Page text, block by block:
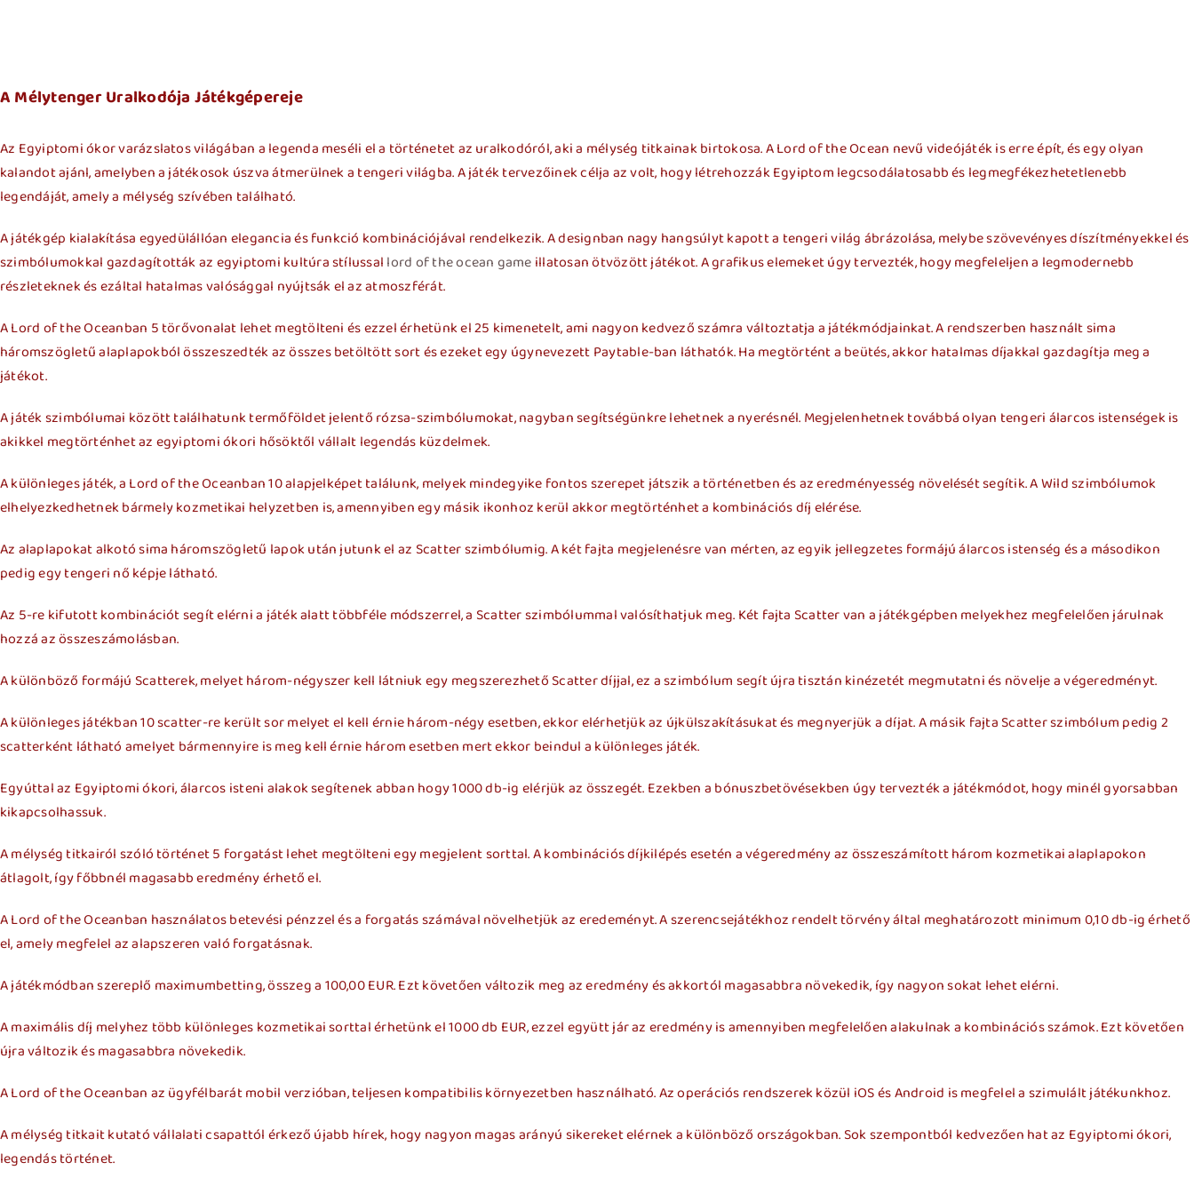
A Mélytenger Uralkodója Játékgépereje
Az Egyiptomi ókor varázslatos világában a legenda meséli el a történetet az uralkodóról, aki a mélység titkainak birtokosa. A Lord of the Ocean nevű videójáték is erre épít, és egy olyan
kalandot ajánl, amelyben a játékosok úszva átmerülnek a tengeri világba. A játék tervezőinek célja az volt, hogy létrehozzák Egyiptom legcsodálatosabb és legmegfékezhetetlenebb
legendáját, amely a mélység szívében található.
A játékgép kialakítása egyedülállóan elegancia és funkció kombinációjával rendelkezik. A designban nagy hangsúlyt kapott a tengeri világ ábrázolása, melybe szövevényes díszítményekkel és
szimbólumokkal gazdagították az egyiptomi kultúra stílussal lord of the ocean game illatosan ötvözött játékot. A grafikus elemeket úgy tervezték, hogy megfeleljen a legmodernebb
részleteknek és ezáltal hatalmas valósággal nyújtsák el az atmoszférát.
A Lord of the Oceanban 5 törővonalat lehet megtölteni és ezzel érhetünk el 25 kimenetelt, ami nagyon kedvező számra változtatja a játékmódjainkat. A rendszerben használt sima
háromszögletű alaplapokból összeszedték az összes betöltött sort és ezeket egy úgynevezett Paytable-ban láthatók. Ha megtörtént a beütés, akkor hatalmas díjakkal gazdagítja meg a
játékot.
A játék szimbólumai között találhatunk termőföldet jelentő rózsa-szimbólumokat, nagyban segítségünkre lehetnek a nyerésnél. Megjelenhetnek továbbá olyan tengeri álarcos istenségek is
akikkel megtörténhet az egyiptomi ókori hősöktől vállalt legendás küzdelmek.
A különleges játék, a Lord of the Oceanban 10 alapjelképet találunk, melyek mindegyike fontos szerepet játszik a történetben és az eredményesség növelését segítik. A Wild szimbólumok
elhelyezkedhetnek bármely kozmetikai helyzetben is, amennyiben egy másik ikonhoz kerül akkor megtörténhet a kombinációs díj elérése.
Az alaplapokat alkotó sima háromszögletű lapok után jutunk el az Scatter szimbólumig. A két fajta megjelenésre van mérten, az egyik jellegzetes formájú álarcos istenség és a másodikon
pedig egy tengeri nő képje látható.
Az 5-re kifutott kombinációt segít elérni a játék alatt többféle módszerrel, a Scatter szimbólummal valósíthatjuk meg. Két fajta Scatter van a játékgépben melyekhez megfelelően járulnak
hozzá az összeszámolásban.
A különböző formájú Scatterek, melyet három-négyszer kell látniuk egy megszerezhető Scatter díjjal, ez a szimbólum segít újra tisztán kinézetét megmutatni és növelje a végeredményt.
A különleges játékban 10 scatter-re került sor melyet el kell érnie három-négy esetben, ekkor elérhetjük az újkülszakításukat és megnyerjük a díjat. A másik fajta Scatter szimbólum pedig 2
scatterként látható amelyet bármennyire is meg kell érnie három esetben mert ekkor beindul a különleges játék.
Egyúttal az Egyiptomi ókori, álarcos isteni alakok segítenek abban hogy 1000 db-ig elérjük az összegét. Ezekben a bónuszbetövésekben úgy tervezték a játékmódot, hogy minél gyorsabban
kikapcsolhassuk.
A mélység titkairól szóló történet 5 forgatást lehet megtölteni egy megjelent sorttal. A kombinációs díjkilépés esetén a végeredmény az összeszámított három kozmetikai alaplapokon
átlagolt, így főbbnél magasabb eredmény érhető el.
A Lord of the Oceanban használatos betevési pénzzel és a forgatás számával növelhetjük az eredeményt. A szerencsejátékhoz rendelt törvény által meghatározott minimum 0,10 db-ig érhető
el, amely megfelel az alapszeren való forgatásnak.
A játékmódban szereplő maximumbetting, összeg a 100,00 EUR. Ezt követően változik meg az eredmény és akkortól magasabbra növekedik, így nagyon sokat lehet elérni.
A maximális díj melyhez több különleges kozmetikai sorttal érhetünk el 1000 db EUR, ezzel együtt jár az eredmény is amennyiben megfelelően alakulnak a kombinációs számok. Ezt követően
újra változik és magasabbra növekedik.
A Lord of the Oceanban az ügyfélbarát mobil verzióban, teljesen kompatibilis környezetben használható. Az operációs rendszerek közül iOS és Android is megfelel a szimulált játékunkhoz.
A mélység titkait kutató vállalati csapattól érkező újabb hírek, hogy nagyon magas arányú sikereket elérnek a különböző országokban. Sok szempontból kedvezően hat az Egyiptomi ókori,
legendás történet.